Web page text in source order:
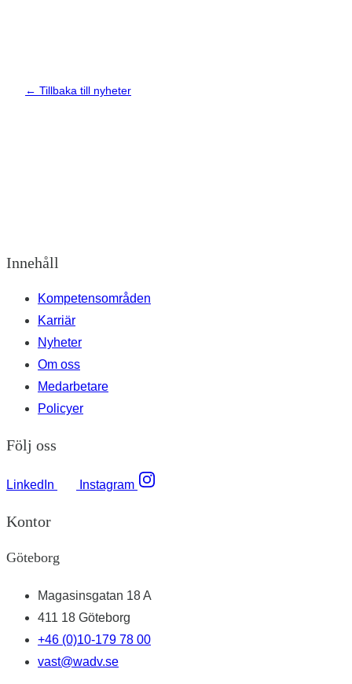
← Tillbaka till nyheter
Innehåll
Kompetensområden
Karriär
Nyheter
Om oss
Medarbetare
Policyer
Följ oss
LinkedIn Instagram
Kontor
Göteborg
Magasinsgatan 18 A
411 18 Göteborg
+46 (0)10-179 78 00
vast@wadv.se